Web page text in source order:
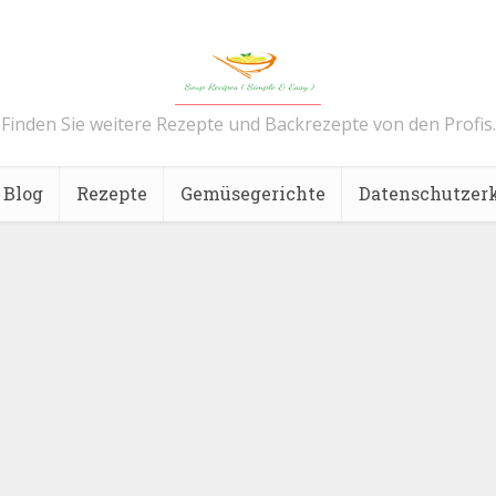
Finden Sie weitere Rezepte und Backrezepte von den Profis.
Blog Rezepte Gemüsegerichte